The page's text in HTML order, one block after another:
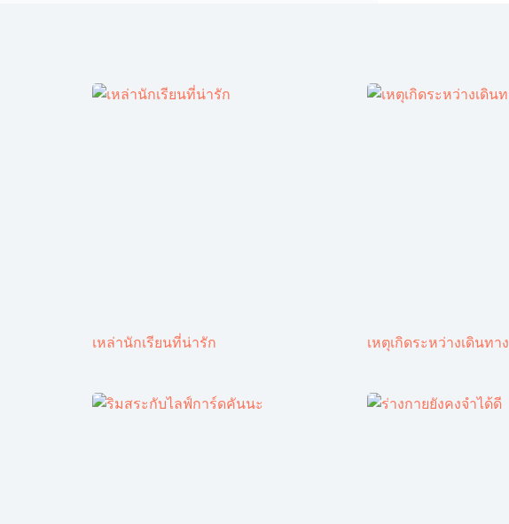
เหล่านักเรียนที่น่ารัก เหตุเกิดระหว่างเดินทาง